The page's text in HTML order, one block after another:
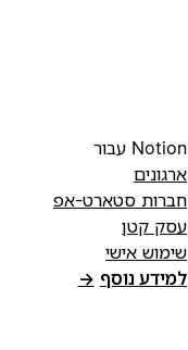
Notion עבור
ארגונים
חברות סטארט-אפ
עסק קטן
שימוש אישי
למידע נוסף →